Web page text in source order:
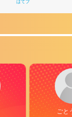
はてブ
ごと